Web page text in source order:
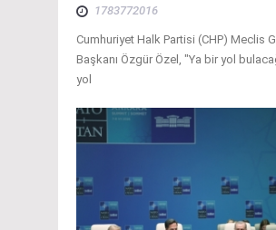
1783772016
Cumhuriyet Halk Partisi (CHP) Meclis
Başkanı Özgür Özel, "Ya bir yol
yol